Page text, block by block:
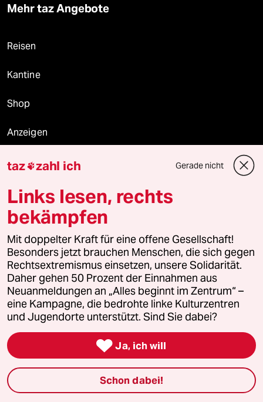
Mehr taz Angebote
Reisen
Kantine
Shop
Anzeigen
Fragen & Hilfe
Feedback
Aboservice
ePaper Login
Downloads für Abonnierende
© 2026 taz Verlags und Vertriebs GmbH
Alle Rechte vorbehalten. Bei rechtlichen Fragen oder für Genehmigungen
wenden Sie sich bitte an
lizenzen@taz.de
taz zahl ich Gerade nicht
Links lesen, rechts
bekämpfen
Mit doppelter Kraft für eine offene Gesellschaft!
Besonders jetzt brauchen Menschen, die sich gegen
Rechtsextremismus einsetzen, unsere Solidarität.
Daher gehen 50 Prozent der Einnahmen aus
Neuanmeldungen an „Alles beginnt im Zentrum“ –
eine Kampagne, die bedrohte linke Kulturzentren
und Jugendorte unterstützt. Sind Sie dabei?
 Ja, ich will
Schon dabei!